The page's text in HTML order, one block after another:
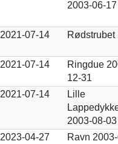
2003-06-17
2021-07-14 Rødstrubet
2021-07-14
Ringdue
12-31
2021-07-14
Lille
2003-08-03
2023-04-27
Ravn